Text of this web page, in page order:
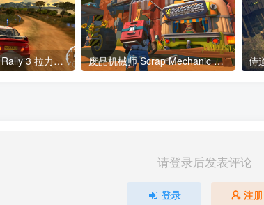
拉力竞速3 Rush Rally 3 拉力竞速起源 Rush Rally Origins v1.84版 官方中文 废品机械师 Scrap Mechanic Physics and Wedge v0.7.2.775a版 集成全DLC 官方中文
请登录后发表评论
登录 注册